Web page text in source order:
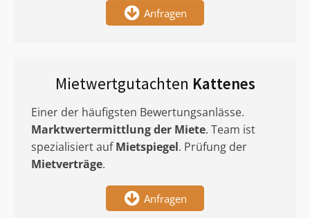
Anfragen
Mietwertgutachten Kattenes
Einer der häufigsten Bewertungsanlässe.
Marktwertermittlungder Miete. Team ist
spezialisiert aufMietspiegel. Prüfung der
Mietverträge.
Anfragen